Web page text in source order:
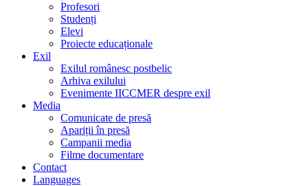
Profesori
Studenți
Elevi
Proiecte educaționale
Exil
Exilul românesc postbelic
Arhiva exilului
Evenimente IICCMER despre exil
Media
Comunicate de presă
Apariții în presă
Campanii media
Filme documentare
Contact
Languages